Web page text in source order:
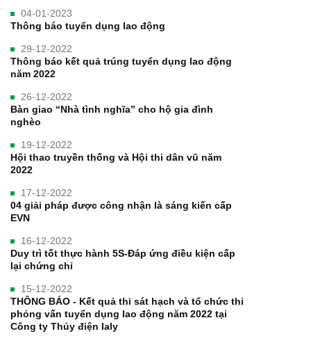
04-01-2023
Thông báo tuyển dụng lao động
29-12-2022
Thông báo kết quả trúng tuyển dụng lao động
năm 2022
26-12-2022
Bàn giao “Nhà tình nghĩa” cho hộ gia đình
nghèo
19-12-2022
Hội thao truyền thống và Hội thi dân vũ năm
2022
17-12-2022
04 giải pháp được công nhận là sáng kiến cấp
EVN
16-12-2022
Duy trì tốt thực hành 5S-Đáp ứng điều kiện cấp
lại chứng chỉ
15-12-2022
THÔNG BÁO - Kết quả thi sát hạch và tổ chức thi
phỏng vấn tuyển dụng lao động năm 2022 tại
Công ty Thủy điện Ialy